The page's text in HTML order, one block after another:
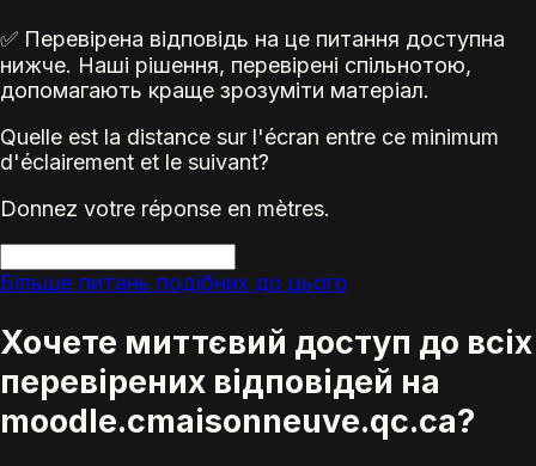
✅ Перевірена відповідь на це питання доступна
нижче. Наші рішення, перевірені спільнотою,
допомагають краще зрозуміти матеріал.
Quelle est la distance sur l'écran entre ce minimum
d'éclairement et le suivant?
Donnez votre réponse en mètres.
Більше питань подібних до цього
Хочете миттєвий доступ до всіх
перевірених відповідей на
moodle.cmaisonneuve.qc.ca?